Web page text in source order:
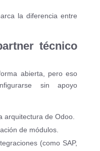
la diferencia entre
técnico
abierta, pero eso
sin apoyo
arquitectura de Odoo.
de módulos.
(como SAP,